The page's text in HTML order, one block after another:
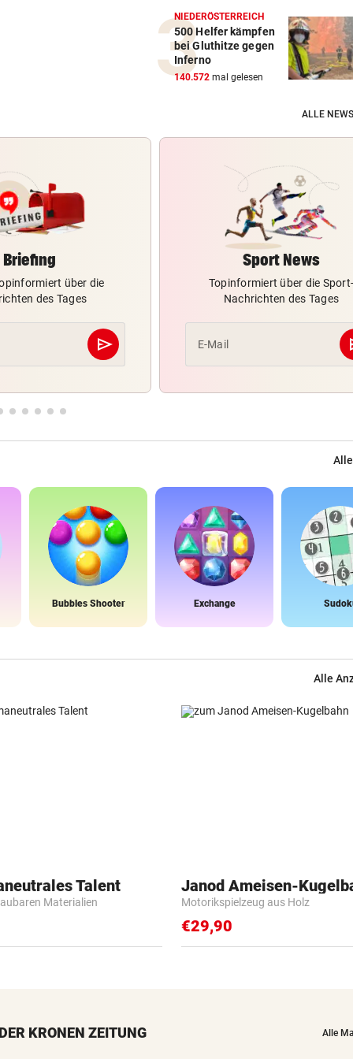
NIEDERÖSTERREICH
500 Helfer kämpfen
bei Gluthitze gegen
Inferno
140.572 mal gelesen
ALLE
Briefing
über die
des Tages
send
Abschicken
Sport News
Topinformiert über die Sport-
Nachrichten des Tages
E-Mail
Bubbles Shooter Exchange
Alle
Talent
Materialien
Janod Ameisen-
Motorikspielzeug aus Holz
€29,90
KRONEN ZEITUNG Alle